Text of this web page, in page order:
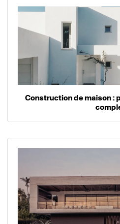
Construction de maison :